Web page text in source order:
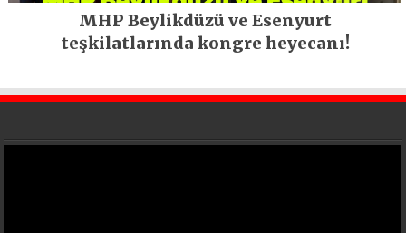
MHP Beylikdüzü ve Esenyurt
teşkilatlarında kongre heyecanı!